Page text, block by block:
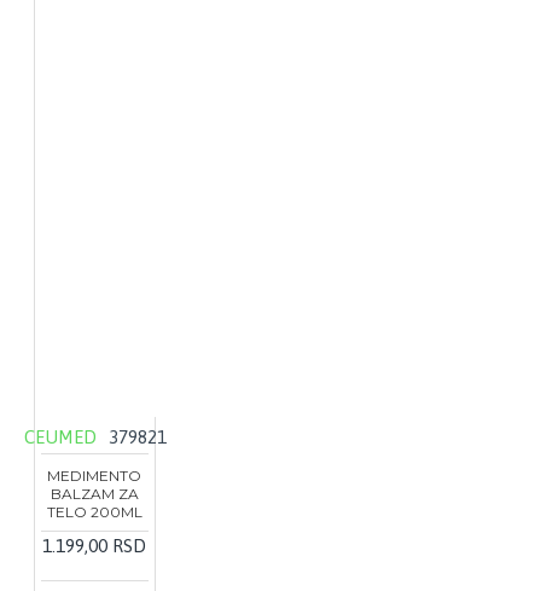
CEUMED 379821
MEDIMENTO
BALZAM ZA
TELO 200ML
1.199,00 RSD